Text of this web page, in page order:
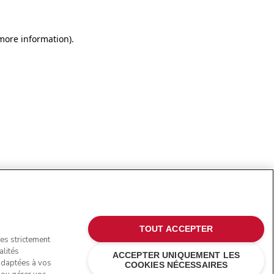
information).
strictement
à vos
ACCEPTER UNIQUEMENT LES
COOKIES NÉCESSAIRES
TOUT ACCEPTER